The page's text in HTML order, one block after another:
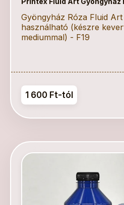
Gyöngyház Róza Fluid
használható (készre
mediummal) - F19
1 600 Ft-tól